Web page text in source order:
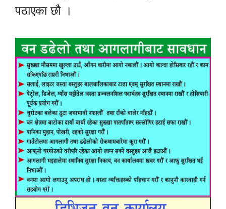
पठाएका छौ ।